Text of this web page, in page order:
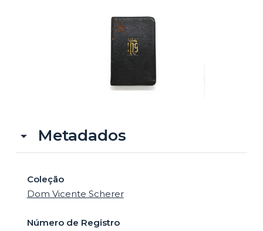
Metadados
Coleção
Dom Vicente Scherer
Número de Registro